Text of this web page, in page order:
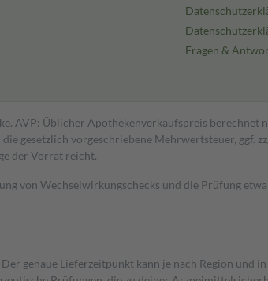
Fragen &
AVP: Üblicher Apothekenverkaufspreis berechnet
gesetzlich vorgeschriebene Mehrwertsteuer, ggf.
der Vorrat reicht.
von Wechselwirkungschecks und die Prüfung
genaue Lieferzeitpunkt kann je nach Region und